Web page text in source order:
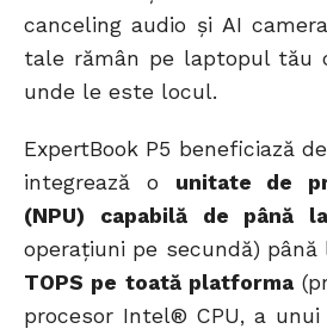
canceling audio și AI
tale rămân pe laptopul tău
unde le este locul.
ExpertBook P5 beneficiază
integrează o unitate de
(NPU) capabilă de până
operațiuni pe secundă) până
TOPS pe toată platforma
procesor Intel® CPU, a